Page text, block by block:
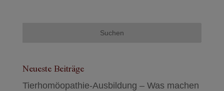
Neueste Beiträge
Tierhomöopathie-Ausbildung – Was machen